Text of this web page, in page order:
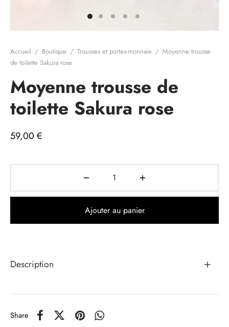
Accueil / Boutique / Trousses et portes-monnaie / Moyenne trousse
de toilette Sakura rose
Moyenne trousse de
toilette Sakura rose
59,00 €
Ajouter au panier
Description
Share